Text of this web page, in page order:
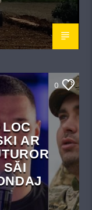
0
AR
SĂI